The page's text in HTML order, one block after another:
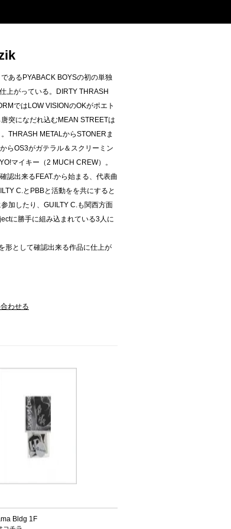
あるPYABACK BOYSの初の単独
上がっている。DIRTY THRASH
ではLOW VISIONのOKがポエト
突になだれ込むMEAN STREETは
THRASH METALからSTONERま
らOS3がガテラル＆スクリーミン
マイキー（2 MUCH CREW）。
認出来るFEAT.から始まる、代表曲
C.とPBBと活動をを共にすると
加したり、GUILTY C.も関西方面
に勝手に組み込まれている3人に
形として確認出来る作品に仕上が
わせる
Bldg 1F